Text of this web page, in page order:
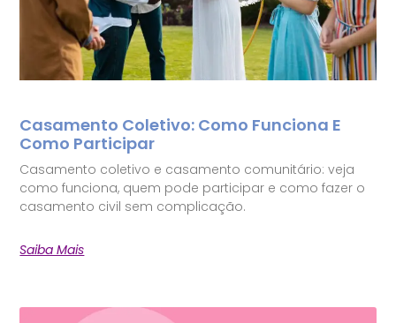
Casamento Coletivo: Como Funciona E
Como Participar
Casamento coletivo e casamento comunitário: veja
como funciona, quem pode participar e como fazer o
casamento civil sem complicação.
Saiba Mais